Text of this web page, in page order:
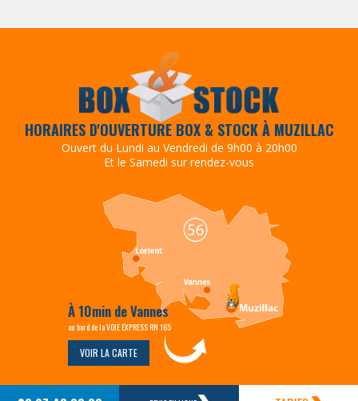
HORAIRES D'OUVERTURE BOX & STOCK À MUZILLAC
Ouvert du Lundi au Vendredi de 9h00 à 20h00
Et le Samedi sur rendez-vous
À 10min de Vannes
au bord de la VOIE EXPRESS RN 165
VOIR LA CARTE